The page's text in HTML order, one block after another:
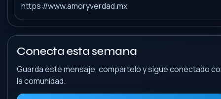
https://www.amoryverdad.mx
Conecta esta semana
Guarda este mensaje, compártelo y sigue conectado
la comunidad.